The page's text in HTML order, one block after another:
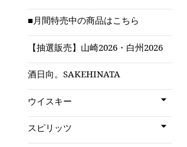
■月間特売中の商品はこちら
【抽選販売】山崎2026・白州2026
酒日向。SAKEHINATA
ウイスキー
スピリッツ